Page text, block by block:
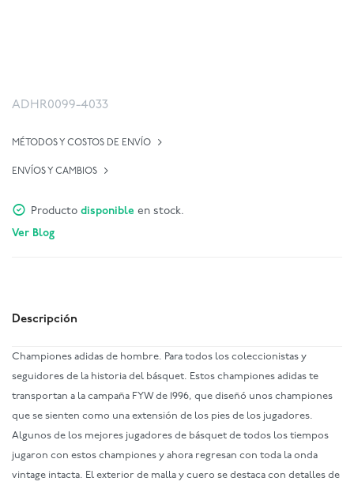
ADHR0099-4033
MÉTODOS Y COSTOS DE ENVÍO
ENVÍOS Y CAMBIOS
Producto disponible en stock.
Ver Blog
Descripción
Championes adidas de hombre. Para todos los coleccionistas y
seguidores de la historia del básquet. Estos championes adidas te
transportan a la campaña FYW de 1996, que diseñó unos championes
que se sienten como una extensión de los pies de los jugadores.
Algunos de los mejores jugadores de básquet de todos los tiempos
jugaron con estos championes y ahora regresan con toda la onda
vintage intacta. El exterior de malla y cuero se destaca con detalles de